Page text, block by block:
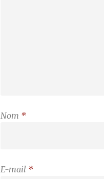
Nom *
E-mail *